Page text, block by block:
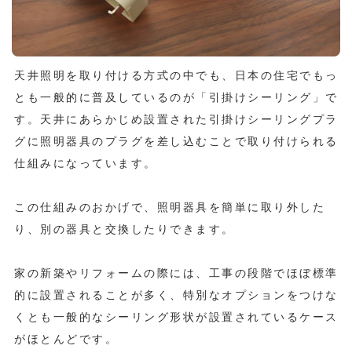
天井照明を取り付ける方式の中でも、日本の住宅でもっ
とも一般的に普及しているのが「引掛けシーリング」で
す。天井にあらかじめ設置された引掛けシーリングプラ
グに照明器具のプラグを差し込むことで取り付けられる
仕組みになっています。
この仕組みのおかげで、照明器具を簡単に取り外した
り、別の器具と交換したりできます。
家の新築やリフォームの際には、工事の段階でほぼ標準
的に設置されることが多く、特別なオプションをつけな
くとも一般的なシーリング形状が設置されているケース
がほとんどです。